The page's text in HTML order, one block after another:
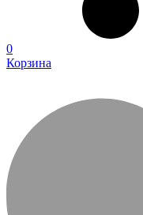
0
Корзина